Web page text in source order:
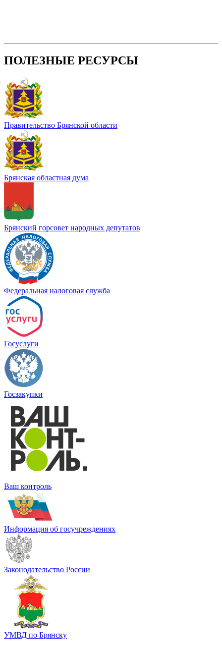
ПОЛЕЗНЫЕ РЕСУРСЫ
Правительство Брянской области
Брянская областная дума
Брянский горсовет народных депутатов
Федеральная налоговая служба
Госуслуги
Госзакупки
Ваш контроль
Информация об госучреждениях
Законодательство России
УМВД по Брянску